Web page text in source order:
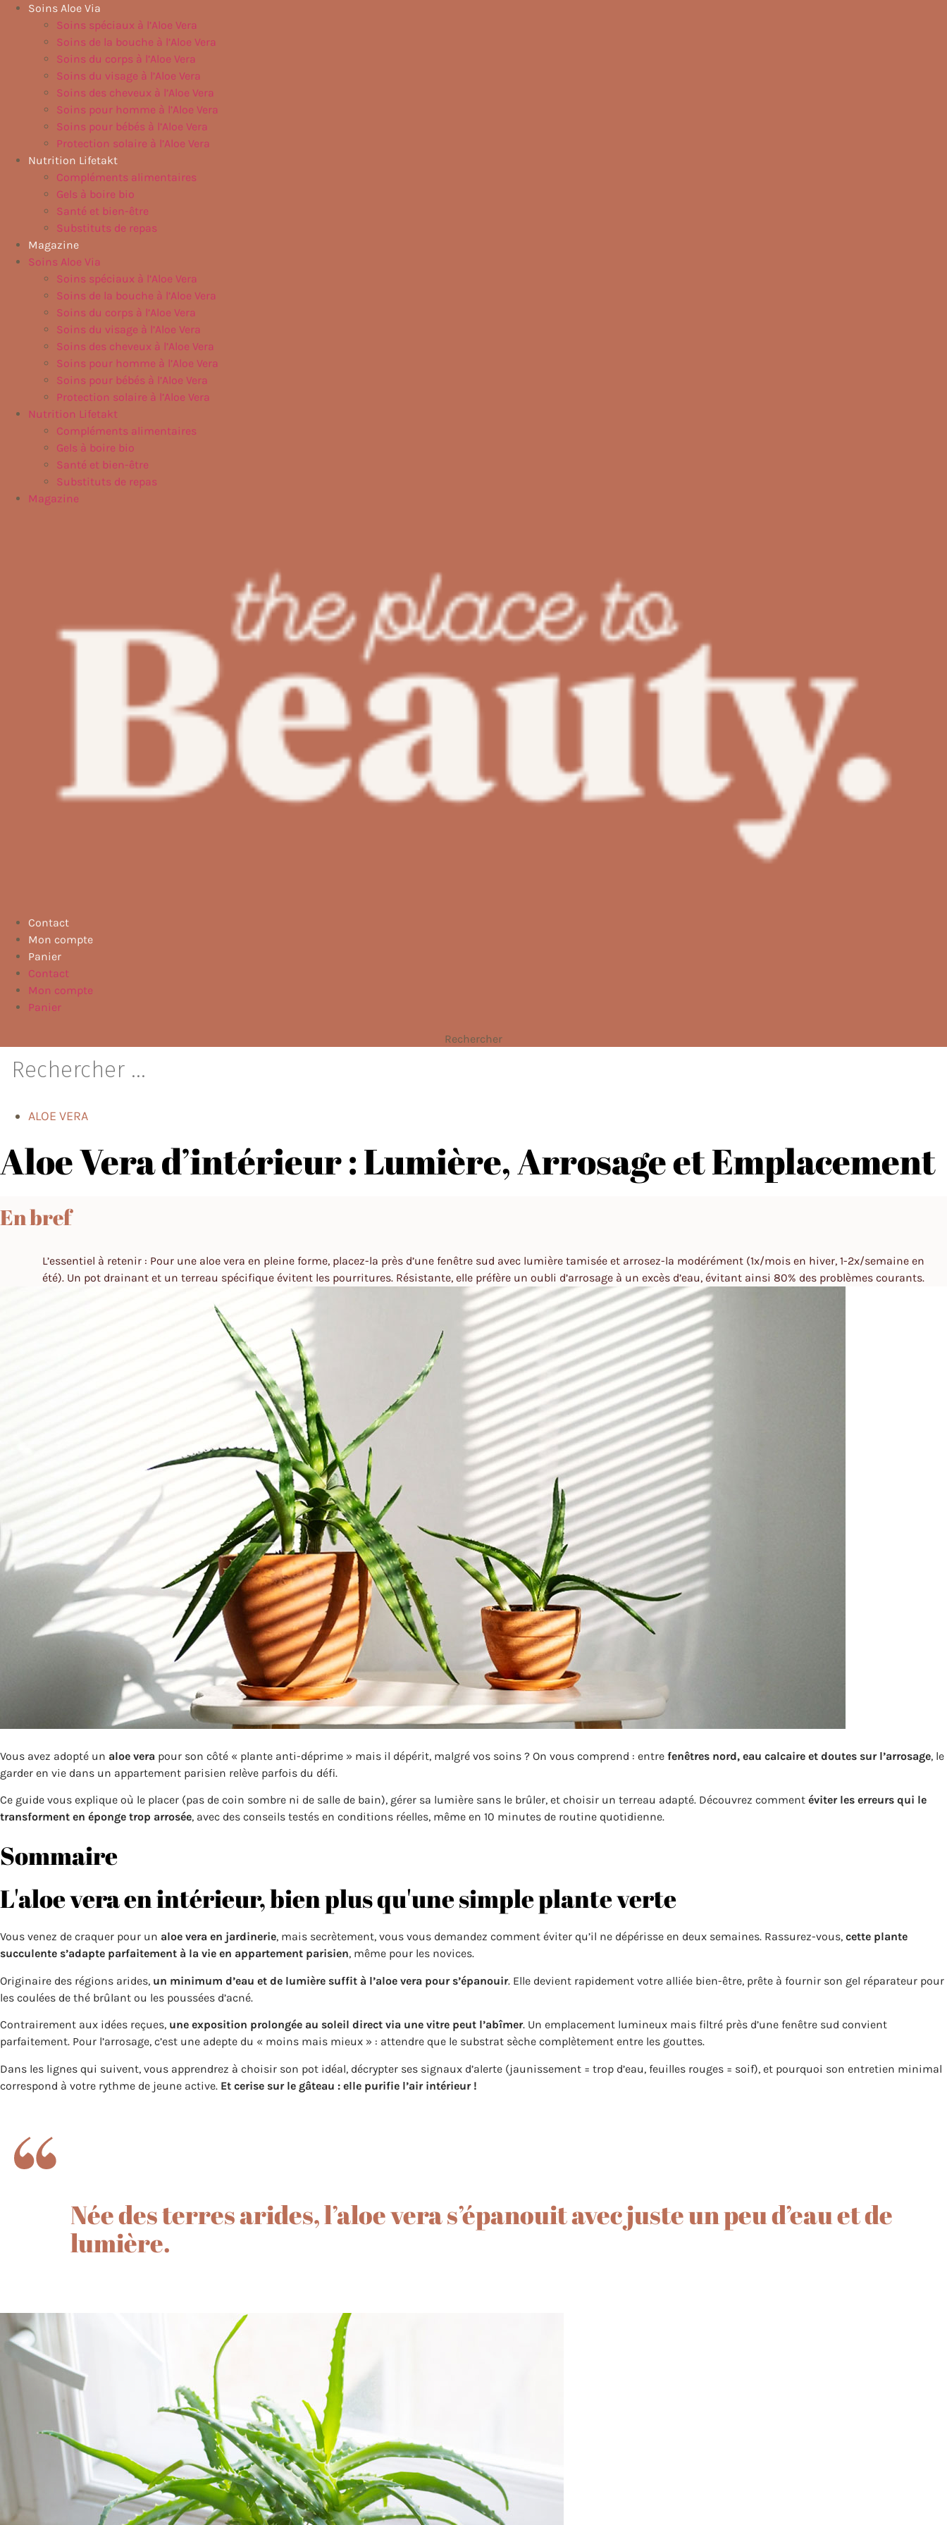
Aller
Soins Aloe Via
Soins spéciaux à l’Aloe Vera
Soins de la bouche à l’Aloe Vera
Soins du corps à l’Aloe Vera
Soins du visage à l’Aloe Vera
Soins des cheveux à l’Aloe Vera
Soins pour homme à l’Aloe Vera
Soins pour bébés à l’Aloe Vera
Protection solaire à l’Aloe Vera
Nutrition Lifetakt
Compléments alimentaires
Gels à boire bio
Santé et bien-être
Substituts de repas
Magazine
Soins Aloe Via
Soins spéciaux à l’Aloe Vera
Soins de la bouche à l’Aloe Vera
Soins du corps à l’Aloe Vera
Soins du visage à l’Aloe Vera
Soins des cheveux à l’Aloe Vera
Soins pour homme à l’Aloe Vera
Soins pour bébés à l’Aloe Vera
Protection solaire à l’Aloe Vera
Nutrition Lifetakt
Compléments alimentaires
Gels à boire bio
Santé et bien-être
Substituts de repas
Magazine
Contact
Mon compte
Panier
Contact
Mon compte
Panier
Rechercher
ALOE VERA
Aloe Vera d’intérieur : Lumière, Arrosage et Emplacement
En bref
L’essentiel à retenir : Pour une aloe vera en pleine forme, placez-la près d’une fenêtre sud avec lumière tamisée et arrosez-la modérément (1x/mois en hiver, 1-2x/semaine en
été). Un pot drainant et un terreau spécifique évitent les pourritures. Résistante, elle préfère un oubli d’arrosage à un excès d’eau, évitant ainsi 80% des problèmes courants.
Vous avez adopté un aloe vera pour son côté « plante anti-déprime » mais il dépérit, malgré vos soins ? On vous comprend : entre fenêtres nord, eau calcaire et doutes sur l’arrosage, le
garder en vie dans un appartement parisien relève parfois du défi.
Ce guide vous explique où le placer (pas de coin sombre ni de salle de bain), gérer sa lumière sans le brûler, et choisir un terreau adapté. Découvrez comment éviter les erreurs qui le
transforment en éponge trop arrosée, avec des conseils testés en conditions réelles, même en 10 minutes de routine quotidienne.
Sommaire
L'aloe vera en intérieur, bien plus qu'une simple plante verte
Vous venez de craquer pour un aloe vera en jardinerie, mais secrètement, vous vous demandez comment éviter qu’il ne dépérisse en deux semaines. Rassurez-vous, cette plante
succulente s’adapte parfaitement à la vie en appartement parisien, même pour les novices.
Originaire des régions arides, un minimum d’eau et de lumière suffit à l’aloe vera pour s’épanouir. Elle devient rapidement votre alliée bien-être, prête à fournir son gel réparateur pour
les coulées de thé brûlant ou les poussées d’acné.
Contrairement aux idées reçues, une exposition prolongée au soleil direct via une vitre peut l’abîmer. Un emplacement lumineux mais filtré près d’une fenêtre sud convient
parfaitement. Pour l’arrosage, c’est une adepte du « moins mais mieux » : attendre que le substrat sèche complètement entre les gouttes.
Dans les lignes qui suivent, vous apprendrez à choisir son pot idéal, décrypter ses signaux d’alerte (jaunissement = trop d’eau, feuilles rouges = soif), et pourquoi son entretien minimal
correspond à votre rythme de jeune active. Et cerise sur le gâteau : elle purifie l’air intérieur !
Née des terres arides, l’aloe vera s’épanouit avec juste un peu d’eau et de
lumière.